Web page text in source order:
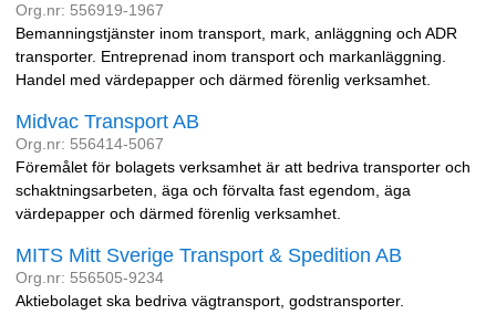
Org.nr: 556919-1967
Bemanningstjänster inom transport, mark, anläggning och ADR
transporter. Entreprenad inom transport och markanläggning.
Handel med värdepapper och därmed förenlig verksamhet.
Midvac Transport AB
Org.nr: 556414-5067
Föremålet för bolagets verksamhet är att bedriva transporter och
schaktningsarbeten, äga och förvalta fast egendom, äga
värdepapper och därmed förenlig verksamhet.
MITS Mitt Sverige Transport & Spedition AB
Org.nr: 556505-9234
Aktiebolaget ska bedriva vägtransport, godstransporter.